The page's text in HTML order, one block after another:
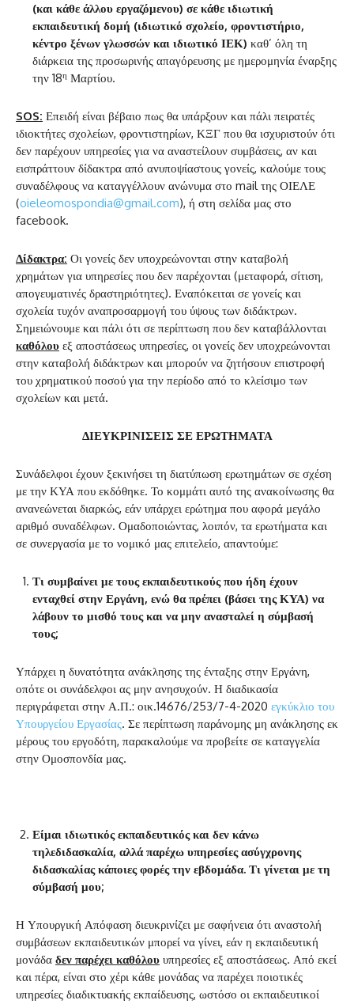
(και κάθε άλλου εργαζόμενου) σε κάθε ιδιωτική
εκπαιδευτική δομή (ιδιωτικό σχολείο, φροντιστήριο,
κέντρο ξένων γλωσσών και ιδιωτικό ΙΕΚ) καθ’ όλη τη
διάρκεια της προσωρινής απαγόρευσης με ημερομηνία έναρξης
την 18η Μαρτίου.
SOS: Επειδή είναι βέβαιο πως θα υπάρξουν και πάλι πειρατές
ιδιοκτήτες σχολείων, φροντιστηρίων, ΚΞΓ που θα ισχυριστούν ότι
δεν παρέχουν υπηρεσίες για να αναστείλουν συμβάσεις, αν και
εισπράττουν δίδακτρα από ανυποψίαστους γονείς, καλούμε τους
συναδέλφους να καταγγέλλουν ανώνυμα στο mail της ΟΙΕΛΕ
(oieleomospondia@gmail.com), ή στη σελίδα μας στο
facebook.
Δίδακτρα: Οι γονείς δεν υποχρεώνονται στην καταβολή
χρημάτων για υπηρεσίες που δεν παρέχονται (μεταφορά, σίτιση,
απογευματινές δραστηριότητες). Εναπόκειται σε γονείς και
σχολεία τυχόν αναπροσαρμογή του ύψους των διδάκτρων.
Σημειώνουμε και πάλι ότι σε περίπτωση που δεν καταβάλλονται
καθόλου εξ αποστάσεως υπηρεσίες, οι γονείς δεν υποχρεώνονται
στην καταβολή διδάκτρων και μπορούν να ζητήσουν επιστροφή
του χρηματικού ποσού για την περίοδο από το κλείσιμο των
σχολείων και μετά.
ΔΙΕΥΚΡΙΝΙΣΕΙΣ ΣΕ ΕΡΩΤΗΜΑΤΑ
Συνάδελφοι έχουν ξεκινήσει τη διατύπωση ερωτημάτων σε σχέση
με την ΚΥΑ που εκδόθηκε. Το κομμάτι αυτό της ανακοίνωσης θα
ανανεώνεται διαρκώς, εάν υπάρχει ερώτημα που αφορά μεγάλο
αριθμό συναδέλφων. Ομαδοποιώντας, λοιπόν, τα ερωτήματα και
σε συνεργασία με το νομικό μας επιτελείο, απαντούμε:
Τι συμβαίνει με τους εκπαιδευτικούς που ήδη έχουν
ενταχθεί στην Εργάνη, ενώ θα πρέπει (βάσει της ΚΥΑ) να
λάβουν το μισθό τους και να μην ανασταλεί η σύμβασή
τους;
Υπάρχει η δυνατότητα ανάκλησης της ένταξης στην Εργάνη,
οπότε οι συνάδελφοι ας μην ανησυχούν. Η διαδικασία
περιγράφεται στην Α.Π.: οικ.14676/253/7-4-2020 εγκύκλιο του
Υπουργείου Εργασίας. Σε περίπτωση παράνομης μη ανάκλησης εκ
μέρους του εργοδότη, παρακαλούμε να προβείτε σε καταγγελία
στην Ομοσπονδία μας.
Είμαι ιδιωτικός εκπαιδευτικός και δεν κάνω
τηλεδιδασκαλία, αλλά παρέχω υπηρεσίες ασύγχρονης
διδασκαλίας κάποιες φορές την εβδομάδα. Τι γίνεται με τη
σύμβασή μου;
Η Υπουργική Απόφαση διευκρινίζει με σαφήνεια ότι αναστολή
συμβάσεων εκπαιδευτικών μπορεί να γίνει, εάν η εκπαιδευτική
μονάδα δεν παρέχει καθόλου υπηρεσίες εξ αποστάσεως. Από εκεί
και πέρα, είναι στο χέρι κάθε μονάδας να παρέχει ποιοτικές
υπηρεσίες διαδικτυακής εκπαίδευσης, ωστόσο οι εκπαιδευτικοί